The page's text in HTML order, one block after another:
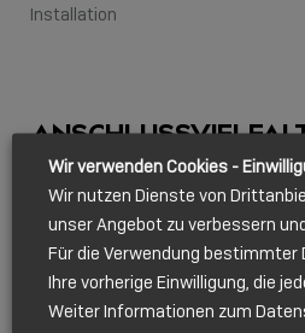
Installation
Vier der fünf Quellrechner
mit dem Switch verbunden, der
ermöglicht auch den Anschluss
als Quellgerät. Ein zusätzlicher
ermöglicht – etwa in
Wir verwenden Cookies -
Wir nutzen Dienste von
unser Angebot zu verbessern
Für die Verwendung bestimmter
Ihre vorherige Einwilligung, die
Weiter Informationen zum